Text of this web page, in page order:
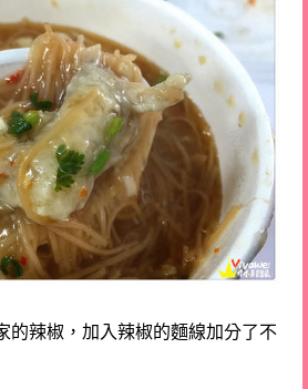
的辣椒，加入辣椒的麵線加分了不